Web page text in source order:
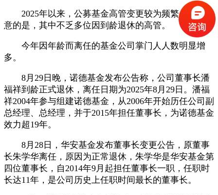
2025年以来，公募基金高管变更较为频繁，值得注
意的是，其中不乏多位因到龄退休的高管。
今年因年龄而离任的基金公司掌门人人数明显增
多。
8月29日晚，诺德基金发布公告称，公司董事长潘
福祥到龄正式退休，离任日期为2025年8月29日。潘福
祥2004年参与组建诺德基金，从2006年开始历任公司副
总经理、总经理，并于2015年担任董事长，为诺德基金
效力超19年。
8月28日，华安基金发布董事长变更公告，原董事
长朱学华离任，原因为正常退休，朱学华是华安基金第
四位董事长，自2014年9月起担任董事长一职，任职时
长达11年，是公司历史上任职时间最长的董事长。